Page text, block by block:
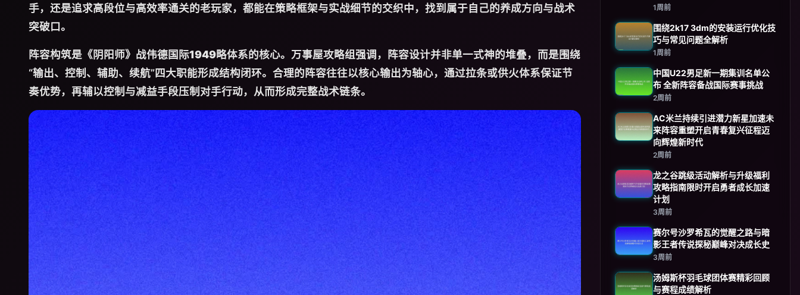
手，还是追求高段位与高效率通关的老玩家，都能在策略框架与实战细节的交织中，找到属于自己的养成方向与战术
突破口。
阵容构筑是《阴阳师》战伟德国际1949略体系的核心。万事屋攻略组强调，阵容设计并非单一式神的堆叠，而是围绕
“输出、控制、辅助、续航”四大职能形成结构闭环。合理的阵容往往以核心输出为轴心，通过拉条或供火体系保证节
奏优势，再辅以控制与减益手段压制对手行动，从而形成完整战术链条。
1周前
围绕2k17 3dm的安装运行优化技
巧与常见问题全解析
1周前
中国U22男足新一期集训名单公
布 全新阵容备战国际赛事挑战
2周前
AC米兰持续引进潜力新星加速未
来阵容重塑开启青春复兴征程迈
向辉煌新时代
2周前
龙之谷跳级活动解析与升级福利
攻略指南限时开启勇者成长加速
计划
3周前
赛尔号沙罗希瓦的觉醒之路与暗
影王者传说探秘巅峰对决成长史
3周前
汤姆斯杯羽毛球团体赛精彩回顾
与赛程成绩解析